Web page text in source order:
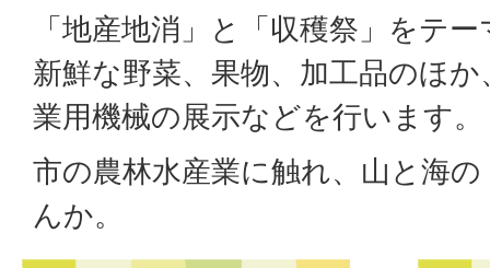
「地産地消」と「収穫祭」をテ
新鮮な野菜、果物、加工品のほ
業用機械の展示などを行います。
市の農林水産業に触れ、山と海
んか。